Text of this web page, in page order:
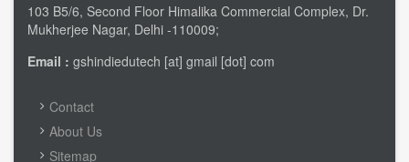
103 B5/6, Second Floor Himalika Commercial Complex, Dr.
Mukherjee Nagar, Delhi -110009;
Email : gshindiedutech [at] gmail [dot] com
FOOTER
MENU
Contact
About Us
Sitemap